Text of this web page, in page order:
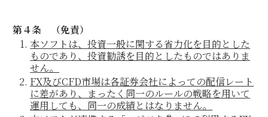
第４条 （免責）
本ソフト は、投資一般に関する省力化を目的とした
ものであり、投資勧誘を目的としたものではありま
せん。
FX及びCFD市場は各証券会社によっての配信レート
に差があり、まったく同一のルールの戦略を用いて
運用しても、同一の成績とはなりません。